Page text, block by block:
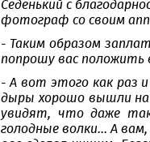
Седенький с
фотограф со своим
- Таким образом
попрошу вас положить
- А вот этого как раз
дыры хорошо вышли на
увидят, что даже
голодные волки... А